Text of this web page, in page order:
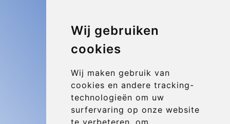
Wij gebruiken
cookies
Wij maken gebruik van
cookies en andere tracking-
technologieën om uw
surfervaring op onze website
te verbeteren, om
Luchthaven Ontmoetingsplaats
Contact
Update cookies preferences
Contact